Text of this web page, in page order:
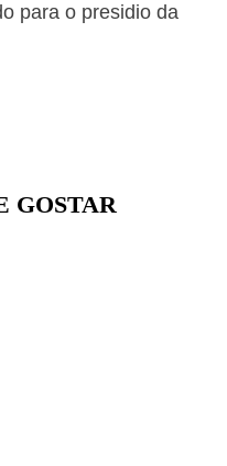
para o presidio da
GOSTAR